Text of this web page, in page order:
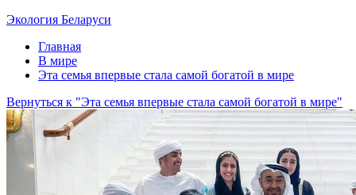
Экология Беларуси
Главная
В мире
Эта семья впервые стала самой богатой в мире
Вернуться к "Эта семья впервые стала самой богатой в мире"